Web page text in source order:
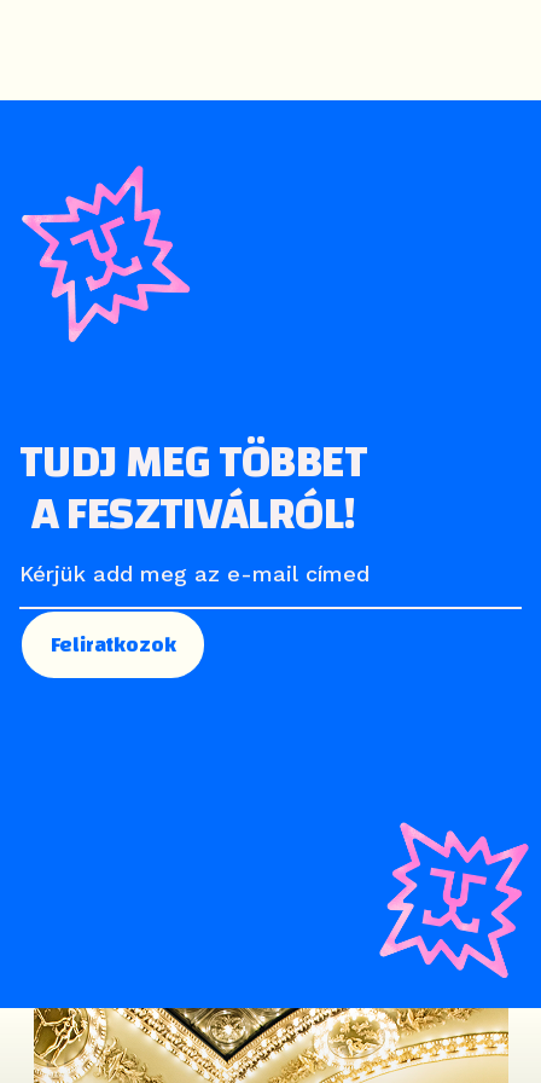
TUDJ MEG TÖBBET
A FESZTIVÁLRÓL!
Feliratkozok